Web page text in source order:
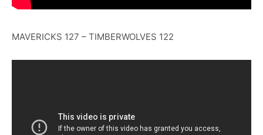
MAVERICKS 127 – TIMBERWOLVES 122